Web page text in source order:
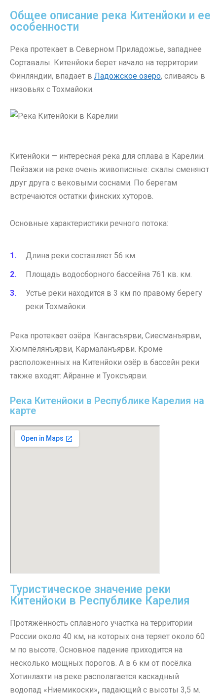
Общее описание река Китенйоки и ее
особенности
Река протекает в Северном Приладожье, западнее
Сортавалы. Китенйоки берет начало на территории
Финляндии, впадает в Ладожское озеро, сливаясь в
низовьях с Тохмайоки.
Китенйоки — интересная река для сплава в Карелии.
Пейзажи на реке очень живописные: скалы сменяют
друг друга с вековыми соснами. По берегам
встречаются остатки финских хуторов.
Основные характеристики речного потока:
Длина реки составляет 56 км.
Площадь водосборного бассейна 761 кв. км.
Устье реки находится в 3 км по правому берегу
реки Тохмайоки.
Река протекает озёра: Кангасъярви, Сиесманъярви,
Хюмпёлянъярви, Кармаланъярви. Кроме
расположенных на Китенйоки озёр в бассейн реки
также входят: Айранне и Туоксъярви.
Река Китенйоки в Республике Карелия на
карте
Туристическое значение реки
Китенйоки в Республике Карелия
Протяжённость сплавного участка на территории
России около 40 км, на которых она теряет около 60
м по высоте. Основное падение приходится на
несколько мощных порогов. А в 6 км от посёлка
Хотинлахти на реке располагается каскадный
водопад «Ниемикоски», падающий с высоты 3,5 м.